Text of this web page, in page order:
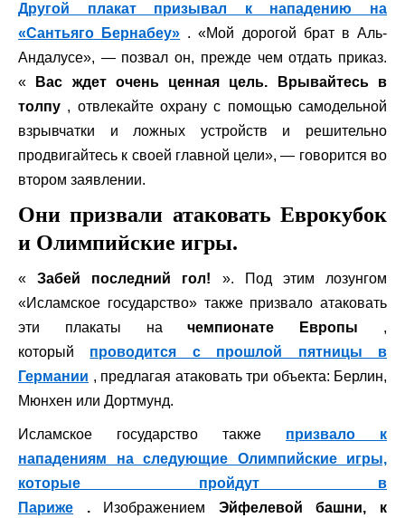
Другой плакат призывал к нападению на
«Сантьяго Бернабеу» . «Мой дорогой брат в Аль-
Андалусе», — позвал он, прежде чем отдать приказ.
« Вас ждет очень ценная цель. Врывайтесь в
толпу , отвлекайте охрану с помощью самодельной
взрывчатки и ложных устройств и решительно
продвигайтесь к своей главной цели», — говорится во
втором заявлении.
Они призвали атаковать Еврокубок
и Олимпийские игры.
«Забей последний гол! ». Под этим лозунгом
«Исламское государство» также призвало атаковать
эти плакаты начемпионате Европы ,
который проводится с прошлой пятницы в
Германии , предлагая атаковать три объекта: Берлин,
Мюнхен или Дортмунд.
Исламское государство также призвало к
нападениям на следующие Олимпийские игры,
которые пройдут в
Париже .Изображением Эйфелевой башни, к